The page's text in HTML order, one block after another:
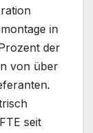
in
der
von über
seit